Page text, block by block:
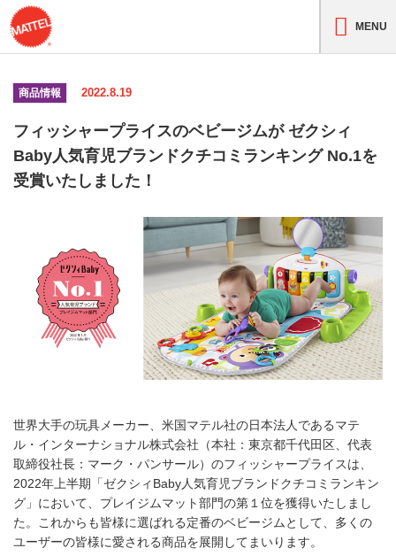
MENU
商品情報 2022.8.19
フィッシャープライスのベビージムが ゼクシィ
Baby人気育児ブランドクチコミランキング No.1を
受賞いたしました！
世界大手の玩具メーカー、米国マテル社の日本法人であるマテ
ル・インターナショナル株式会社（本社：東京都千代田区、代表
取締役社長：マーク・パンサール）のフィッシャープライスは、
2022年上半期「ゼクシィBaby人気育児ブランドクチコミランキン
グ」において、プレイジムマット部門の第１位を獲得いたしまし
た。これからも皆様に選ばれる定番のベビージムとして、多くの
ユーザーの皆様に愛される商品を展開してまいります。